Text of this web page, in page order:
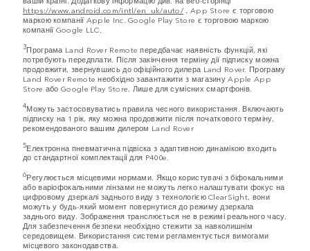
https://www.android.com/intl/en_uk/auto/ . App Store є торговою
маркою компанії Apple Inc. Google Play Store є торговою маркою
компанії Google LLC.
3Програма Land Rover Remote передбачає наявність функцій, які
потребують передплати. Після закінчення терміну дії підписку можна
продовжити, звернувшись до офіційного дилера Land Rover. Програму
Land Rover Remote необхідно завантажити з магазину Apple App
Store або Google Play Store. Лише для сумісних смартфонів.
4Можуть застосовуватись правила чесного використання. Включають
підписку на 1 рік, яку можна продовжити після початкового терміну,
рекомендованого вашим дилером Land Rover
5Електронна пневматична підвіска з адаптивною динамікою входить
до стандартної комплектації для P400e.
6Регулюється місцевими нормами. Якщо користувачі з біфокальними
або варіофокальними лінзами не можуть легко налаштувати фокус на
цифровому дзеркалі заднього виду з технологією ClearSight, вони
можуть у будь-який момент повернутися до режиму дзеркала
заднього виду. Зображення транслюється не в режимі реального часу.
Для забезпечення безпеки необхідно стежити за навколишнім
середовищем. Використання системи регламентується вимогами
місцевого законодавства.